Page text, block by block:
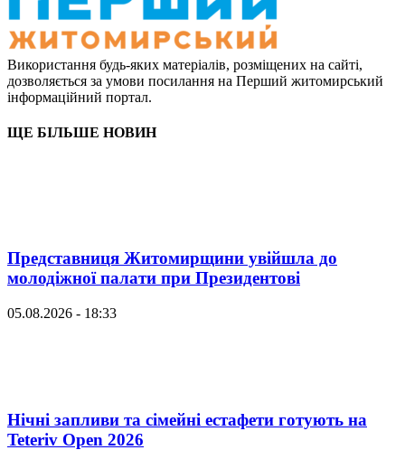
Використання будь-яких матеріалів, розміщених на сайті,
дозволяється за умови посилання на Перший житомирський
інформаційний портал.
ЩЕ БІЛЬШЕ НОВИН
Представниця Житомирщини увійшла до
молодіжної палати при Президентові
05.08.2026 - 18:33
Нічні запливи та сімейні естафети готують на
Teteriv Open 2026